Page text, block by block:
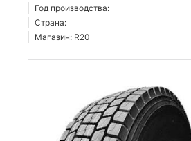
Год производства:
Страна:
Магазин: R20